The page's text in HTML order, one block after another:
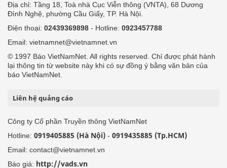
Địa chỉ: Tầng 18, Toà nhà Cục Viễn thông (VNTA), 68 Dương
Đình Nghệ, phường Cầu Giấy, TP. Hà Nội.
Điện thoại: 02439369898 - Hotline: 0923457788
Email: vietnamnet@vietnamnet.vn
© 1997 Báo VietNamNet. All rights reserved. Chỉ được phát hành
lại thông tin từ website này khi có sự đồng ý bằng văn bản của
báo VietNamNet.
Liên hệ quảng cáo
Công ty Cổ phần Truyền thông VietNamNet
Hotline: 0919405885 (Hà Nội) - 0919435885 (Tp.HCM)
Email: contact@vietnamnet.vn
Báo giá: http://vads.vn